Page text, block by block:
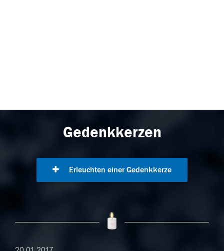
Gedenkkerzen
Erleuchten einer Gedenkkerze